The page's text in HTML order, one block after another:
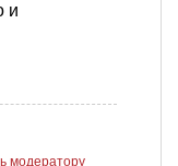
и
модератору